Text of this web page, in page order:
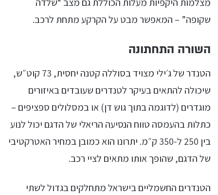
שקופה” – המאפשר מבט על הקרקע מתחת לרכב.
השורה התחתונה
הטנדר של ג׳ילי מצויד בסוללה קטנה יחסית, 73 קוט״ש,
שיכולה להתאים בעיקר לטנדרים שעובדים באיזורים
מוגדרים (לדוגמה בתוך גוש דן) או במסלולים ספציפים –
כתלות בהעמסה טווח הנסיעה הריאלי של הדגם יכול לנוע
בין 250 ל-350 ק״מ. יתרונו הוא כמובן במחיר האטרקטיבי
של הדגם, שהופך אותו מתאים לציי רכב.
הטנדרים החשמליים בישראל מתחלקים בגדול לשתי